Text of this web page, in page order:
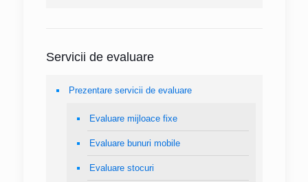
Servicii de evaluare
Prezentare servicii de evaluare
Evaluare mijloace fixe
Evaluare bunuri mobile
Evaluare stocuri